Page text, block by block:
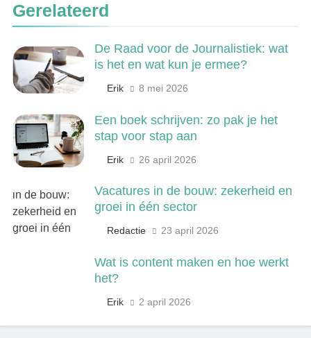
Gerelateerd
De Raad voor de Journalistiek: wat
is het en wat kun je ermee?
Erik 8 mei 2026
Een boek schrijven: zo pak je het
stap voor stap aan
Erik 26 april 2026
Vacatures in de bouw: zekerheid en
groei in één sector
Redactie 23 april 2026
Wat is content maken en hoe werkt
het?
Erik 2 april 2026
De 538 Ochtendshow: dit moet je
weten over het populairste
ochtendduo van Nederland
MEDIA EN COMMUNICATIE
7
Kwantitatief of kwalitatief
onderzoek: wat is het verschil?
Wat verdient een machine
operator? Salaris, factoren en
doorgroeimogelijkheden
TECHNIEK, PRODUCTIE EN BOUW